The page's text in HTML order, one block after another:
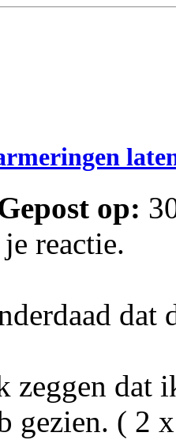
op:
reactie.
dat
zeggen dat
gezien. ( 2